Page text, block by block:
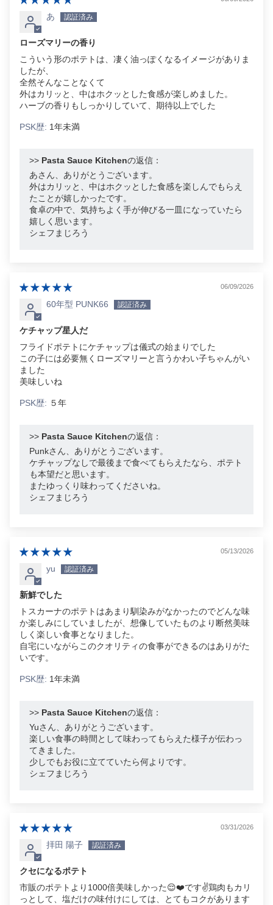
あ
ローズマリーの香り
こういう形のポテトは、凄く油っぽくなるイメージがありま
したが、
全然そんなことなくて
外はカリッと、中はホクッとした食感が楽しめました。
ハーブの香りもしっかりしていて、期待以上でした
PSK歴: 1年未満
>> Pasta Sauce Kitchenの返信：
あさん、ありがとうございます。
外はカリッと、中はホクッとした食感を楽しんでもらえ
たことが嬉しかったです。
食卓の中で、気持ちよく手が伸びる一皿になっていたら
嬉しく思います。
シェフまじろう
06/09/2026
60年型 PUNK66
ケチャップ星人だ
フライドポテトにケチャップは儀式の始まりでした
この子には必要無くローズマリーと言うかわい子ちゃんがい
ました
美味しいね
PSK歴: ５年
>> Pasta Sauce Kitchenの返信：
Punkさん、ありがとうございます。
ケチャップなしで最後まで食べてもらえたなら、ポテト
も本望だと思います。
またゆっくり味わってくださいね。
シェフまじろう
05/13/2026
yu
新鮮でした
トスカーナのポテトはあまり馴染みがなかったのでどんな味
か楽しみにしていましたが、想像していたものより断然美味
しく楽しい食事となりました。
自宅にいながらこのクオリティの食事ができるのはありがた
いです。
PSK歴: 1年未満
>> Pasta Sauce Kitchenの返信：
Yuさん、ありがとうございます。
楽しい食事の時間として味わってもらえた様子が伝わっ
てきました。
少しでもお役に立てていたら何よりです。
シェフまじろう
03/31/2026
拝田 陽子
クセになるポテト
市販のポテトより1000倍美味しかった😌❤️です✌️鶏肉もカリ
っとして、塩だけの味付けにしては、とてもコクがあります